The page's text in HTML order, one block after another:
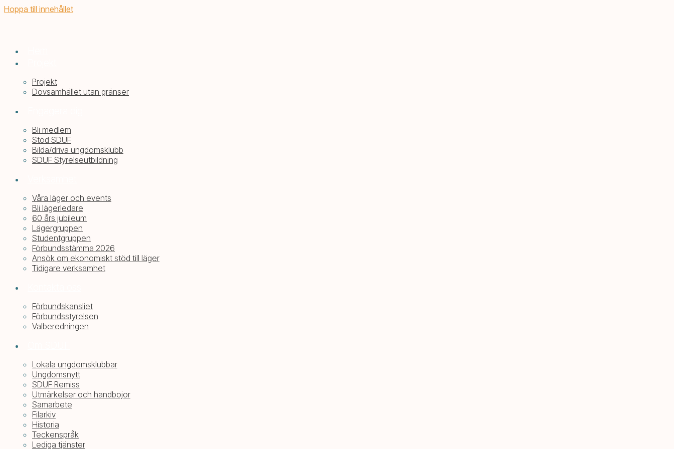
Hoppa till innehållet
Projekt
Dövsamhället utan gränser
Bli medlem
Stöd SDUF
Bilda/driva ungdomsklubb
SDUF Styrelseutbildning
Våra läger och events
Bli lägerledare
60 års jubileum
Lägergruppen
Studentgruppen
Förbundsstämma 2026
Ansök om ekonomiskt stöd till läger
Tidigare verksamhet
Förbundskansliet
Förbundsstyrelsen
Valberedningen
Lokala ungdomsklubbar
Ungdomsnytt
SDUF Remiss
Utmärkelser och handbojor
Samarbete
Filarkiv
Historia
Teckenspråk
Lediga tjänster